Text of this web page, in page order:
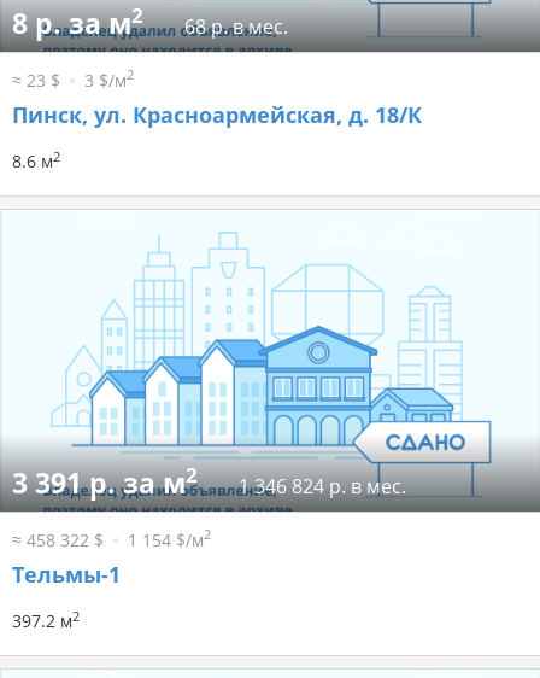
8 р. за м2 68 р. в мес.
≈ 23 $ 3 $/м2
Пинск, ул. Красноармейская, д. 18/К
8.6 м2
3 391 р. за м2 1 346 824 р. в мес.
≈ 458 322 $ 1 154 $/м2
Тельмы-1
397.2 м2